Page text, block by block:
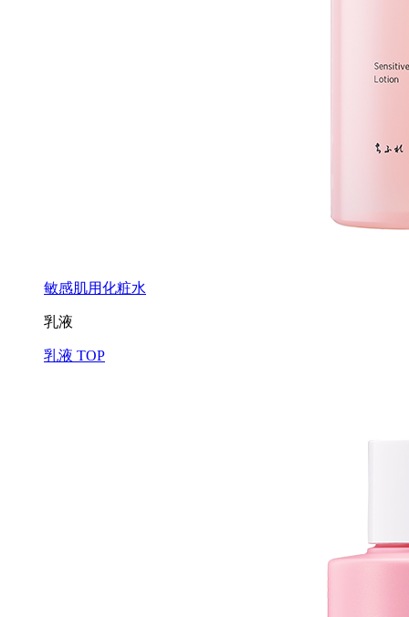
敏感肌用化粧水
乳液
乳液 TOP